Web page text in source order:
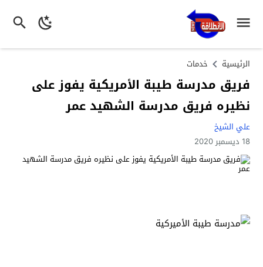
الرئيسية خدمات
فريق مدرسة طيبة الأمريكية يفوز على
نظيره فريق مدرسة الشهيد عمر
علي الشيخ
18 ديسمبر 2020